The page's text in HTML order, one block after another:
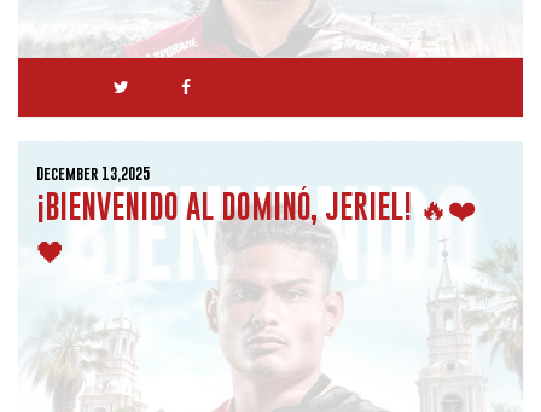
December 13,2025
¡BIENVENIDO AL DOMINÓ, JERIEL! 🔥❤️
🖤